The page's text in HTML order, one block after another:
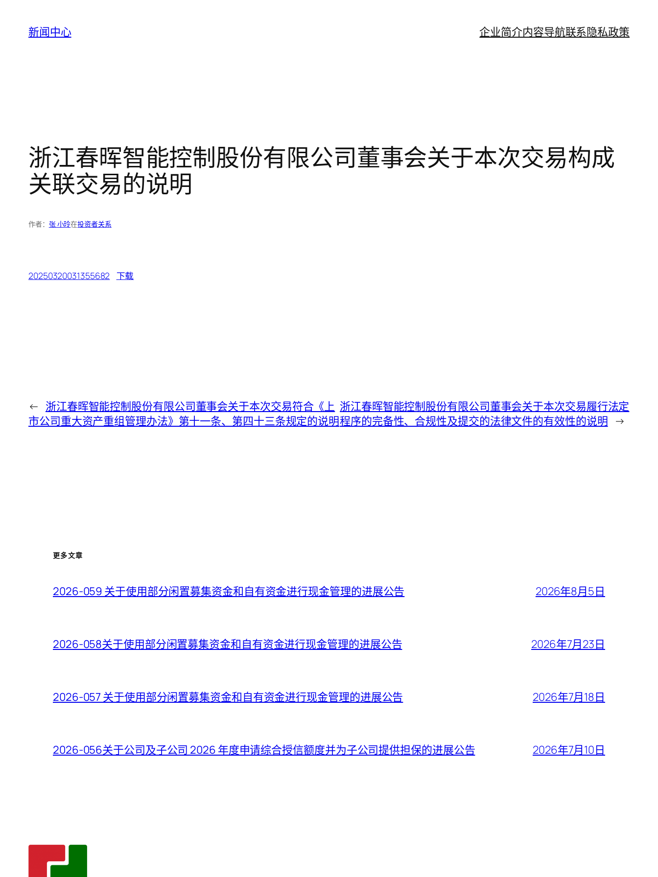
新闻中心 企业简介内容导航联系隐私政策
浙江春晖智能控制股份有限公司董事会关于本次交易构成
关联交易的说明
作者： 张 小玲在投资者关系
20250320031355682 下载
← 浙江春晖智能控制股份有限公司董事会关于本次交易符合《上
市公司重大资产重组管理办法》第十一条、第四十三条规定的说明
浙江春晖智能控制股份有限公司董事会关于本次交易履行法定
程序的完备性、合规性及提交的法律文件的有效性的说明 →
更多文章
2026-059 关于使用部分闲置募集资金和自有资金进行现金管理的进展公告 2026年8月5日
2026-058关于使用部分闲置募集资金和自有资金进行现金管理的进展公告 2026年7月23日
2026-057 关于使用部分闲置募集资金和自有资金进行现金管理的进展公告 2026年7月18日
2026-056关于公司及子公司 2026 年度申请综合授信额度并为子公司提供担保的进展公告 2026年7月10日